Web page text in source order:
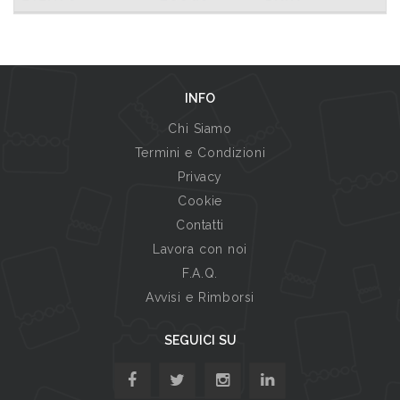
INFO
Chi Siamo
Termini e Condizioni
Privacy
Cookie
Contatti
Lavora con noi
F.A.Q.
Avvisi e Rimborsi
SEGUICI SU